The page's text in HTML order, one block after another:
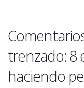
trenzado: 8
haciendo